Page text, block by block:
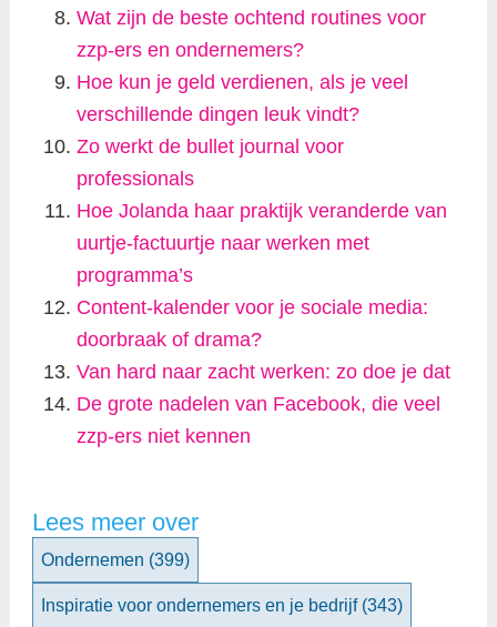
Wat zijn de beste ochtend routines voor
zzp-ers en ondernemers?
Hoe kun je geld verdienen, als je veel
verschillende dingen leuk vindt?
Zo werkt de bullet journal voor
professionals
Hoe Jolanda haar praktijk veranderde van
uurtje-factuurtje naar werken met
programma’s
Content-kalender voor je sociale media:
doorbraak of drama?
Van hard naar zacht werken: zo doe je dat
De grote nadelen van Facebook, die veel
zzp-ers niet kennen
Lees meer over
Ondernemen (399)
Inspiratie voor ondernemers en je bedrijf (343)